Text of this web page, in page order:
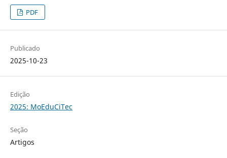
PDF
Publicado
2025-10-23
Edição
2025: MoEduCiTec
Seção
Artigos